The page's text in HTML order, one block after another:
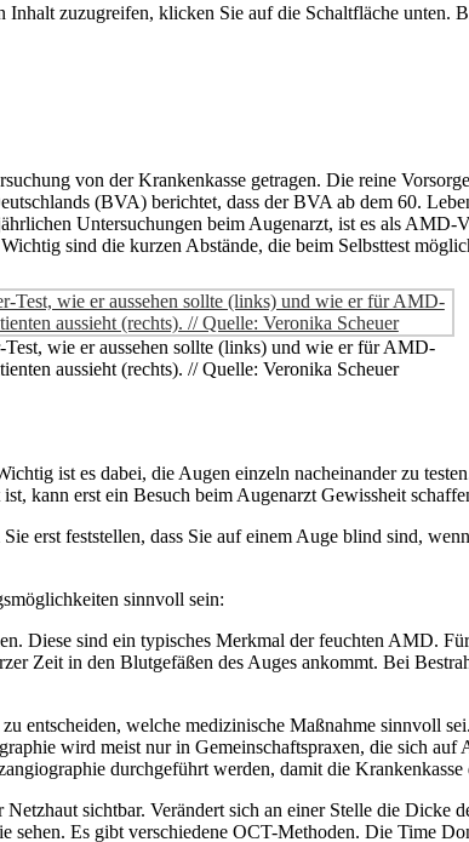
Inhalt zuzugreifen, klicken Sie auf die Schaltfläche unten.
von der Krankenkasse getragen. Die reine
(BVA) berichtet, dass der BVA ab dem 60.
Untersuchungen beim Augenarzt, ist es als
sind die kurzen Abstände, die beim Selbsttest
Test, wie er aussehen sollte (links) und wie er für AMD-
aussieht (rechts). // Quelle: Veronika Scheuer
ist es dabei, die Augen einzeln nacheinander zu
kann erst ein Besuch beim Augenarzt Gewissheit
erst feststellen, dass Sie auf einem Auge blind sind,
sinnvoll sein:
Diese sind ein typisches Merkmal der feuchten AMD.
Zeit in den Blutgefäßen des Auges ankommt. Bei
entscheiden, welche medizinische Maßnahme sinnvoll
wird meist nur in Gemeinschaftspraxen, die sich
durchgeführt werden, damit die
sichtbar. Verändert sich an einer Stelle die Dicke
Es gibt verschiedene OCT-Methoden. Die Time